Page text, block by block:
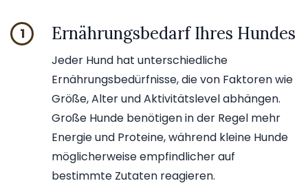
1 Ernährungsbedarf Ihres Hundes
Jeder Hund hat unterschiedliche
Ernährungsbedürfnisse, die von Faktoren wie
Größe, Alter und Aktivitätslevel abhängen.
Große Hunde benötigen in der Regel mehr
Energie und Proteine, während kleine Hunde
möglicherweise empfindlicher auf
bestimmte Zutaten reagieren.